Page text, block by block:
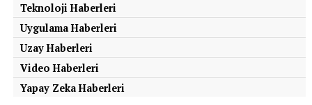
Teknoloji Haberleri
Uygulama Haberleri
Uzay Haberleri
Video Haberleri
Yapay Zeka Haberleri